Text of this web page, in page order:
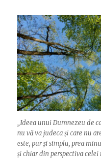
„Ideea unui Dumnezeu de
nu vă va judeca și care nu
este, pur și simplu, prea
și chiar din perspectiva